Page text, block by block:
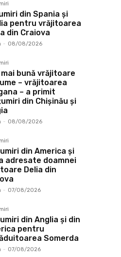
din Spania şi
pentru vrăjitoarea
din Craiova
- 08/08/2026
mai bună vrăjitoare
– vrăjitoarea
– a primit
din Chișinău și
- 08/08/2026
din America și
adresate doamnei
Delia din
- 07/08/2026
din Anglia și din
pentru
Somerda
- 07/08/2026